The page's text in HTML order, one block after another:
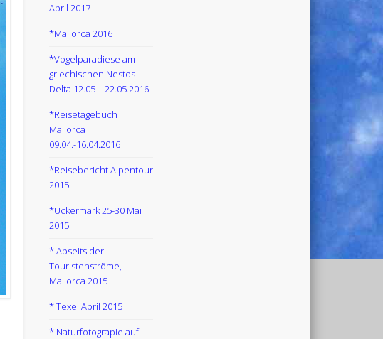
April 2017
*Mallorca 2016
*Vogelparadiese am
griechischen Nestos-
Delta 12.05 – 22.05.2016
*Reisetagebuch
Mallorca
09.04.-16.04.2016
*Reisebericht Alpentour
2015
*Uckermark 25-30 Mai
2015
* Abseits der
Touristenströme,
Mallorca 2015
* Texel April 2015
* Naturfotograpie auf